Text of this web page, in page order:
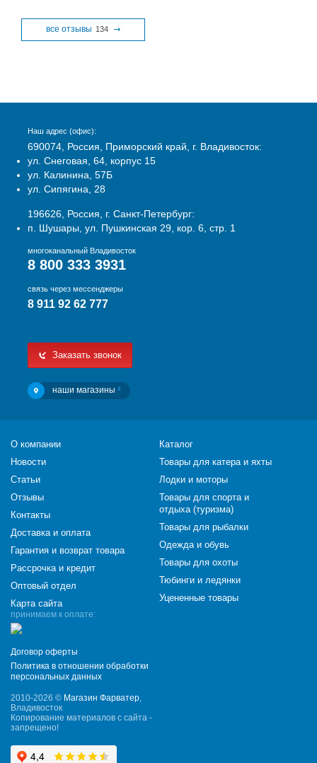
все отзывы 134
Наш адрес (офис):
690074, Россия, Приморский край, г. Владивосток:
ул. Снеговая, 64, корпус 15
ул. Калинина, 57Б
ул. Сипягина, 28
196626, Россия, г. Санкт-Петербург:
п. Шушары, ул. Пушкинская 29, кор. 6, стр. 1
многоканальный Владивосток
8 800 333 3931
связь через мессенджеры
8 911 92 62 777
Заказать звонок
наши магазины 4
принимаем к оплате:
Договор оферты
Политика в отношении обработки
персональных данных
2010-2026 © Магазин Фарватер,
Владивосток
Копирование материалов с сайта -
запрещено!
О компании
Новости
Статьи
Отзывы
Контакты
Доставка и оплата
Гарантия и возврат товара
Рассрочка и кредит
Оптовый отдел
Карта сайта
Каталог
Товары для катера и яхты
Лодки и моторы
Товары для спорта и
отдыха (туризма)
Товары для рыбалки
Одежда и обувь
Товары для охоты
Тюбинги и ледянки
Уцененные товары